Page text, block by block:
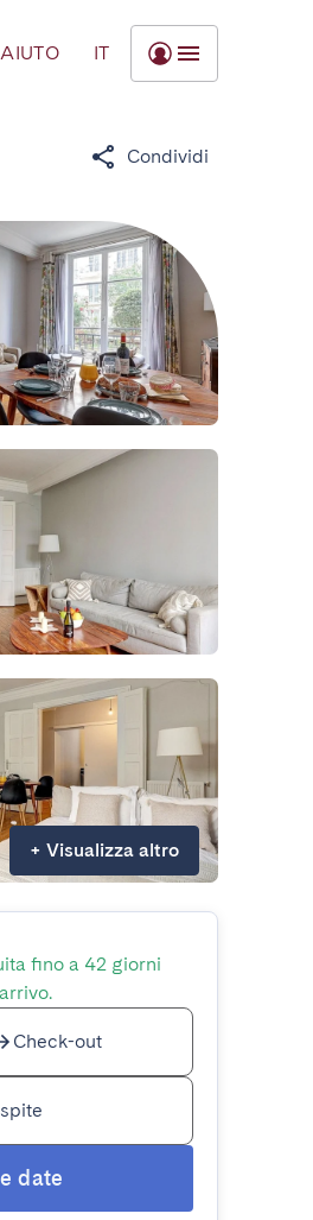
AIUTO IT
Condividi
+ Visualizza altro
fino a 42 giorni
Check-out
date